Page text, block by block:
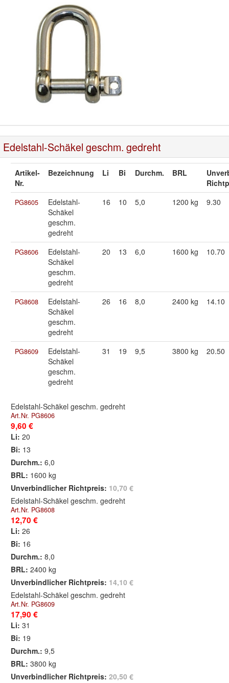
Edelstahl-Schäkel geschm. gedreht
Artikel-
Nr.
Bezeichnung Li Bi Durchm. BRL
PG8605
Edelstahl-
Schäkel
geschm.
gedreht
16 10 5,0 1200 kg 9.30
PG8606
Edelstahl-
Schäkel
geschm.
gedreht
20 13 6,0 1600 kg 10.70
PG8608
Edelstahl-
Schäkel
geschm.
gedreht
26 16 8,0 2400 kg 14.10
PG8609
Edelstahl-
Schäkel
geschm.
gedreht
31 19 9,5 3800 kg 20.50
Edelstahl-Schäkel geschm. gedreht
Art.Nr. PG8606
9,60 €
Li: 20
Bi: 13
Durchm.: 6,0
BRL: 1600 kg
Unverbindlicher Richtpreis: 10,70 €
Edelstahl-Schäkel geschm. gedreht
Art.Nr. PG8608
12,70 €
Li: 26
Bi: 16
Durchm.: 8,0
BRL: 2400 kg
Unverbindlicher Richtpreis: 14,10 €
Edelstahl-Schäkel geschm. gedreht
Art.Nr. PG8609
17,90 €
Li: 31
Bi: 19
Durchm.: 9,5
BRL: 3800 kg
Unverbindlicher Richtpreis: 20,50 €